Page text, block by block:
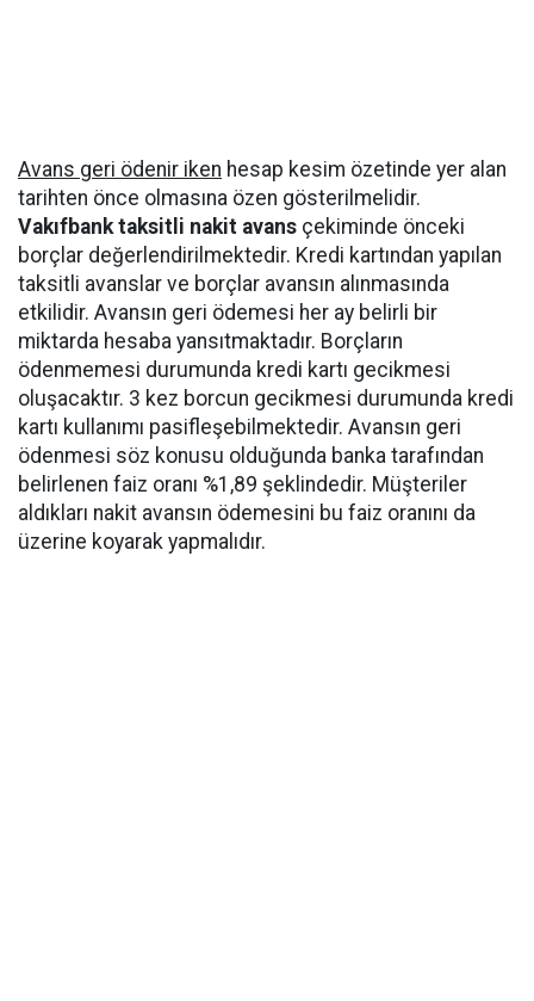
Avans geri ödenir iken hesap kesim özetinde yer alan
tarihten önce olmasına özen gösterilmelidir.
Vakıfbank taksitli nakit avans çekiminde önceki
borçlar değerlendirilmektedir. Kredi kartından yapılan
taksitli avanslar ve borçlar avansın alınmasında
etkilidir. Avansın geri ödemesi her ay belirli bir
miktarda hesaba yansıtmaktadır. Borçların
ödenmemesi durumunda kredi kartı gecikmesi
oluşacaktır. 3 kez borcun gecikmesi durumunda kredi
kartı kullanımı pasifleşebilmektedir. Avansın geri
ödenmesi söz konusu olduğunda banka tarafından
belirlenen faiz oranı %1,89 şeklindedir. Müşteriler
aldıkları nakit avansın ödemesini bu faiz oranını da
üzerine koyarak yapmalıdır.